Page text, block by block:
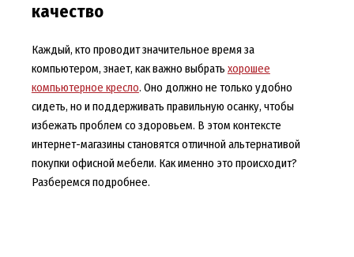
качество
Каждый, кто проводит значительное время за
компьютером, знает, как важно выбрать хорошее
компьютерное кресло. Оно должно не только удобно
сидеть, но и поддерживать правильную осанку, чтобы
избежать проблем со здоровьем. В этом контексте
интернет-магазины становятся отличной альтернативой
покупки офисной мебели. Как именно это происходит?
Разберемся подробнее.